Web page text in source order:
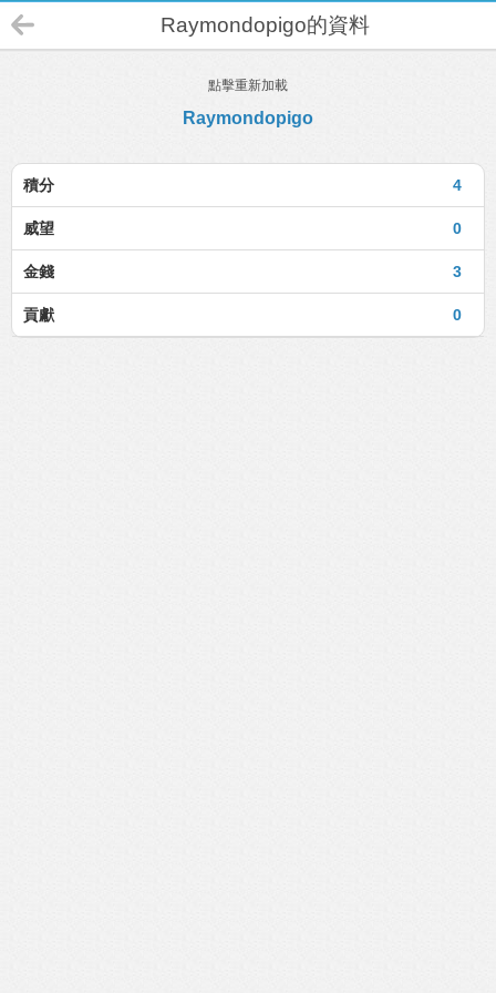
Raymondopigo的資料
點擊重新加載
Raymondopigo
4
積分
0
威望
3
金錢
0
貢獻